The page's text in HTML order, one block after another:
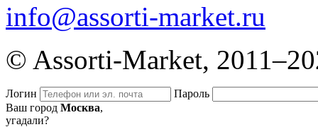
info@assorti-market.ru
© Assorti-Market,
Логин
Пароль
Ваш город Москва,
угадали?